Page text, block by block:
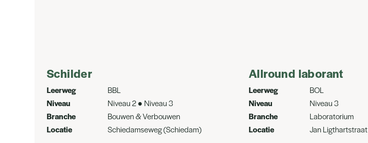
Schilder
Leerweg
BBL
Niveau
Niveau 2 ● Niveau 3
Branche
Bouwen & Verbouwen
Locatie
Schiedamseweg (Schiedam)
Allround laborant
Leerweg
BOL
Niveau
Niveau 3
Branche
Laboratorium
Locatie
Jan Ligthartstraat